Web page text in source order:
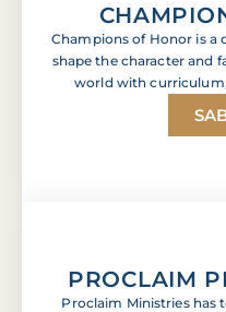
Champions of Honor is a
shape the character and
world with
PROCLAIM
Proclaim Ministries has